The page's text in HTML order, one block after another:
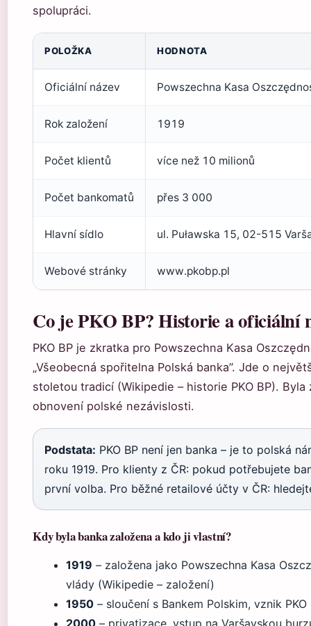
spolupráci.
POLOŽKA HODNOTA
Oficiální název Powszechna Kasa
Rok založení 1919
Počet klientů více než 10 milionů
Počet bankomatů přes 3 000
Hlavní sídlo ul. Puławska 15, 02-515
Webové stránky www.pkobp.pl
Co je PKO BP? Historie a oficiální
PKO BP je zkratka pro Powszechna Kasa
„Všeobecná spořitelna Polská banka”. Jde o
stoletou tradicí (Wikipedie – historie PKO BP).
obnovení polské nezávislosti.
Podstata: PKO BP není jen banka – je to polská
roku 1919. Pro klienty z ČR: pokud potřebujete
první volba. Pro běžné retailové účty v ČR:
Kdy byla banka založena a kdo ji vlastní?
1919 – založena jako Powszechna Kasa
vlády (Wikipedie – založení)
1950 – sloučení s Bankem Polskim, vznik PKO